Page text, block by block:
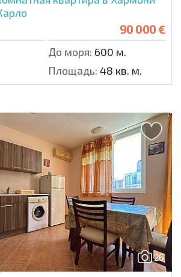
90 000 €
До моря: 600 м.
Площадь: 48 кв. м.
26